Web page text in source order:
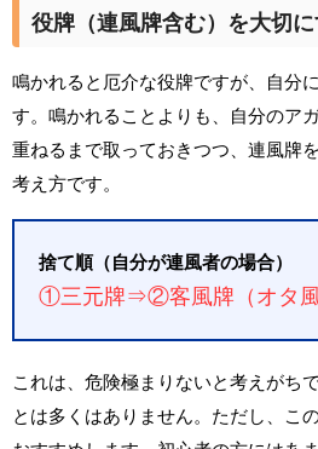
役牌（連風牌含む）を大切
鳴かれると厄介な役牌ですが、自分
す。鳴かれることよりも、自分のア
重ねるまで取っておきつつ、連風牌
考え方です。
捨て順（自分が連風者の場合）
①三元牌⇒②客風牌（オタ
これは、危険極まりないと考えがち
とは多くはありません。ただし、こ